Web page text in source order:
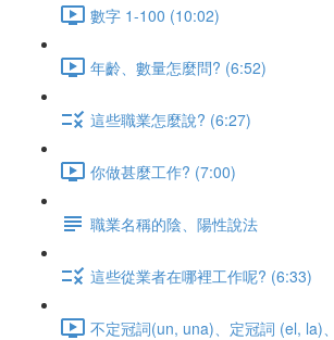
數字 1-100 (10:02)
年齡、數量怎麼問? (6:52)
這些職業怎麼說? (6:27)
你做甚麼工作? (7:00)
職業名稱的陰、陽性說法
這些從業者在哪裡工作呢? (6:33)
不定冠詞(un, una)、定冠詞 (el, la)